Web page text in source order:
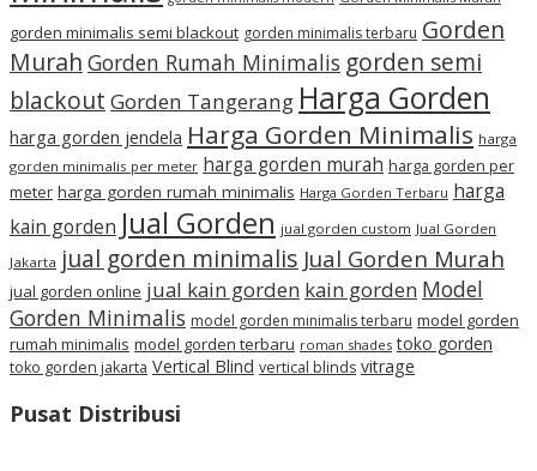
gorden minimalis semi blackout gorden minimalis terbaru Gorden
Murah Gorden Rumah Minimalis gorden semi
blackout Gorden Tangerang Harga Gorden
harga gorden jendela Harga Gorden Minimalis harga
gorden minimalis per meter harga gorden murah harga gorden per
meter harga gorden rumah minimalis Harga Gorden Terbaru harga
kain gorden Jual Gorden jual gorden custom Jual Gorden
Jakarta jual gorden minimalis Jual Gorden Murah
jual gorden online jual kain gorden kain gorden Model
Gorden Minimalis model gorden minimalis terbaru model gorden
rumah minimalis model gorden terbaru roman shades toko gorden
toko gorden jakarta Vertical Blind vertical blinds vitrage
Pusat Distribusi